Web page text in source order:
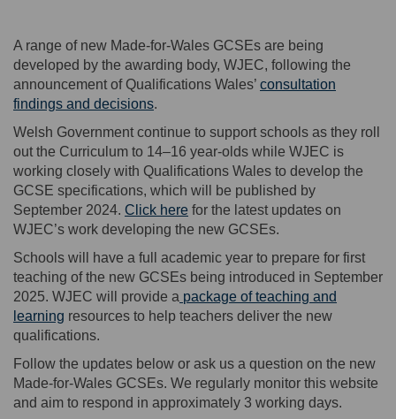
A range of new Made-for-Wales GCSEs are being
developed by the awarding body, WJEC, following the
announcement of Qualifications Wales’ consultation
findings and decisions.
Welsh Government continue to support schools as they roll
out the Curriculum to 14–16 year-olds while WJEC is
working closely with Qualifications Wales to develop the
GCSE specifications, which will be published by
September 2024. Click here(External link)
for the latest updates on
WJEC’s work developing the new GCSEs.
Schools will have a full academic year to prepare for first
teaching of the new GCSEs being introduced in September
2025. WJEC will provide a package of teaching and
learning (External link)
resources to help teachers deliver the new
qualifications.
Follow the updates below or ask us a question on the new
Made-for-Wales GCSEs. We regularly monitor this website
and aim to respond in approximately 3 working days.